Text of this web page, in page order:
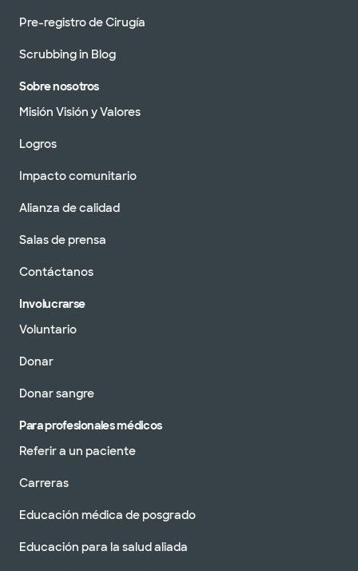
Pre-registro de Cirugía
Scrubbing in Blog
Sobre nosotros
Misión Visión y Valores
Logros
Impacto comunitario
Alianza de calidad
Salas de prensa
Contáctanos
Involucrarse
Voluntario
Donar
Donar sangre
Para profesionales médicos
Referir a un paciente
Carreras
Educación médica de posgrado
Educación para la salud aliada